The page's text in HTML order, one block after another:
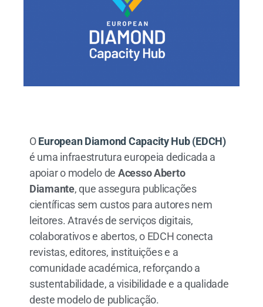
OEuropean Diamond Capacity Hub (EDCH)
é uma infraestrutura europeia dedicada a
apoiar o modelo de Acesso Aberto
Diamante, que assegura publicações
científicas sem custos para autores nem
leitores. Através de serviços digitais,
colaborativos e abertos, o EDCH conecta
revistas, editores, instituições e a
comunidade académica, reforçando a
sustentabilidade, a visibilidade e a qualidade
deste modelo de publicação.